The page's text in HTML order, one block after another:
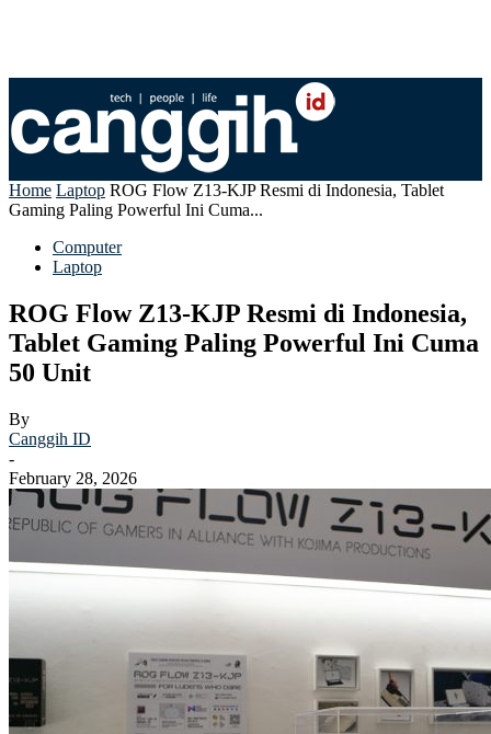
Home Laptop ROG Flow Z13-KJP Resmi di Indonesia, Tablet
Gaming Paling Powerful Ini Cuma...
Computer
Laptop
ROG Flow Z13-KJP Resmi di Indonesia,
Tablet Gaming Paling Powerful Ini Cuma
50 Unit
By
Canggih ID
-
February 28, 2026